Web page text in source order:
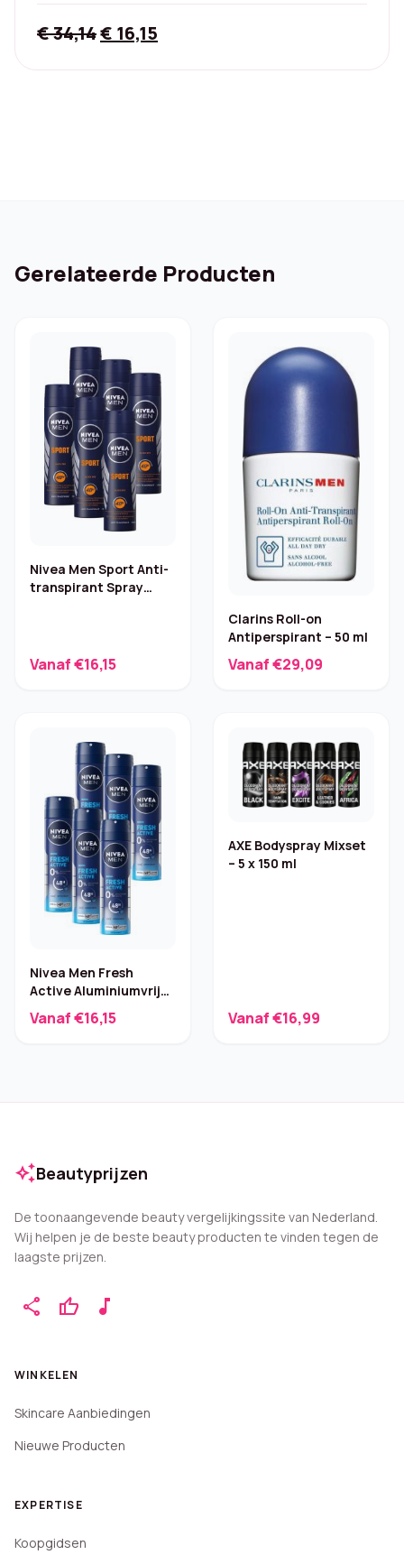
€34,14Original
€ 16,15
Gerelateerde Producten
Nivea Men Sport Anti-
transpirant Spray
Vanaf €16,15
Clarins Roll-on
Antiperspirant – 50 ml
Vanaf €29,09
Nivea Men Fresh
Active Aluminiumvrij
Deo – 6×150 ml
Vanaf €16,15
AXE Bodyspray Mixset
– 5 x 150 ml
Vanaf €16,99
auto_awesomeBeautyprijzen
De toonaangevende beauty vergelijkingssite van Nederland.
Wij helpen je de beste beauty producten te vinden tegen de
laagste prijzen.
share thumb_up music_note
WINKELEN
Skincare Aanbiedingen
Nieuwe Producten
EXPERTISE
Koopgidsen